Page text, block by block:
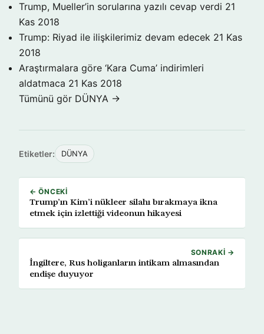
Trump, Mueller’in sorularına yazılı cevap verdi 21
Kas 2018
Trump: Riyad ile ilişkilerimiz devam edecek 21 Kas
2018
Araştırmalara göre ‘Kara Cuma’ indirimleri
aldatmaca 21 Kas 2018
Tümünü gör DÜNYA →
Etiketler: DÜNYA
← ÖNCEKI
Trump’ın Kim’i nükleer silahı bırakmaya ikna
etmek için izlettiği videonun hikayesi
SONRAKI →
İngiltere, Rus holiganların intikam almasından
endişe duyuyor